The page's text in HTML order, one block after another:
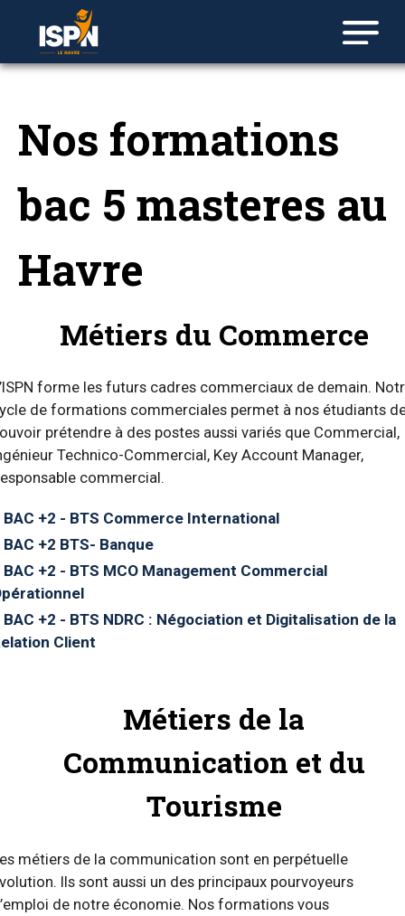
Nos formations
bac 5 masteres au
Havre
Métiers du Commerce
forme les futurs cadres commerciaux de demain.
de formations commerciales permet à nos étudiants
prétendre à des postes aussi variés que Commercial,
Technico-Commercial, Key Account Manager,
commercial.
BAC +2 - BTS Commerce International
BAC +2 BTS- Banque
BAC +2 - BTS MCO Management Commercial
BAC +2 - BTS NDRC : Négociation et Digitalisation de la
Client
Métiers de la
Communication et du
Tourisme
métiers de la communication sont en perpétuelle
Ils sont aussi un des principaux pourvoyeurs
de notre économie. Nos formations vous